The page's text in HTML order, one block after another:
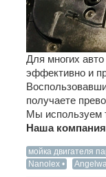
Для многих
эффективно и
получаете
Мы используем
Наша
мойка двигателя
Nanolex